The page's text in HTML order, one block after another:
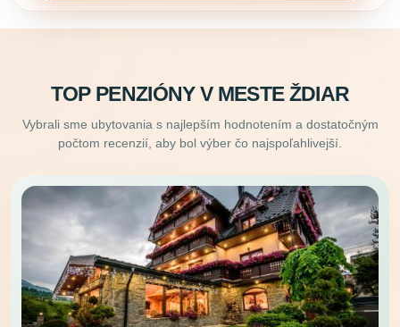
TOP PENZIÓNY V MESTE ŽDIAR
Vybrali sme ubytovania s najlepším hodnotením a dostatočným
počtom recenzií, aby bol výber čo najspoľahlivejší.